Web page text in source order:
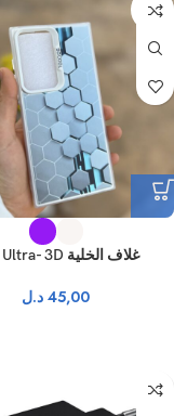
نفذ
غلاف الخلية S22 Ultra- 3D
45,00 د.ل
نفذ